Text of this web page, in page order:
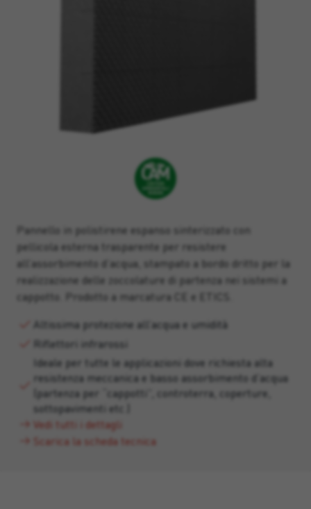
Pannello in polistirene espanso sinterizzato con
pellicola esterna trasparente per resistere
all’assorbimento d’acqua, stampato a bordo dritto per la
realizzazione delle zoccolature di partenza nei sistemi a
cappotto. Prodotto a marcatura CE e ETICS.
Altissima protezione all’acqua e umidità
Riflettori infrarossi
Ideale per tutte le applicazioni dove richiesta alta
resistenza meccanica e basso assorbimento d’acqua
(partenza per “cappotti”, controterra, coperture,
sottopavimenti etc.)
Vedi tutti i dettagli
Scarica la scheda tecnica